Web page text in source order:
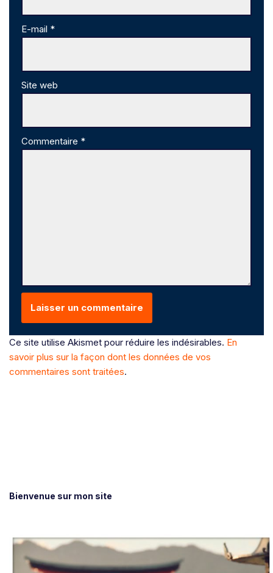
E-mail *
Site web
Commentaire *
Ce site utilise Akismet pour réduire les indésirables. En
savoir plus sur la façon dont les données de vos
commentaires sont traitées.
Bienvenue sur mon site